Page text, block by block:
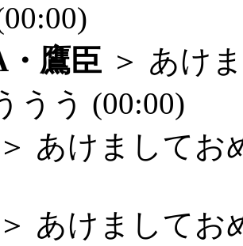
・鷹臣 ＞ あけ
うう (00:00)
＞ あけまして
＞ あけまして